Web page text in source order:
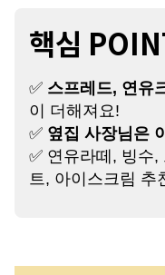
핵심
✅ 스프레드, 연유
이 더해져요!
✅ 옆집 사장님은
✅ 연유라떼, 빙수
트, 아이스크림 추